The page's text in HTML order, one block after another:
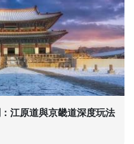
江原道與京畿道深度玩法